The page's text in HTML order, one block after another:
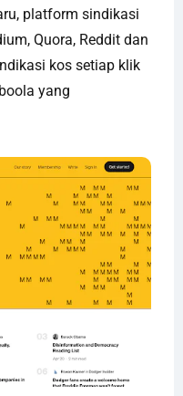
platform sindikasi
Quora, Reddit dan
kos setiap klik
yang